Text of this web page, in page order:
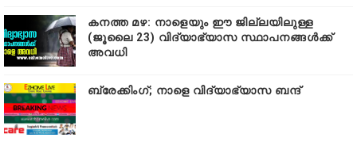
കനത്ത മഴ: നാളെയും ഈ ജില്ലയിലുള്ള
(ജൂലൈ 23) വിദ്യാഭ്യാസ സ്ഥാപനങ്ങൾക്ക്
അവധി
ബ്രേക്കിംഗ്; നാളെ വിദ്യാഭ്യാസ ബന്ദ്